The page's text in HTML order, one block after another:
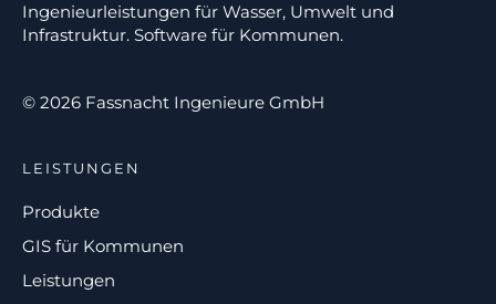
Ingenieurleistungen für Wasser, Umwelt und
Infrastruktur. Software für Kommunen.
© 2026 Fassnacht Ingenieure GmbH
LEISTUNGEN
Produkte
GIS für Kommunen
Leistungen